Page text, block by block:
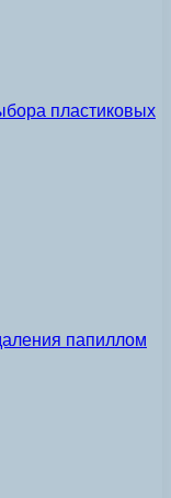
пластиковых
папиллом